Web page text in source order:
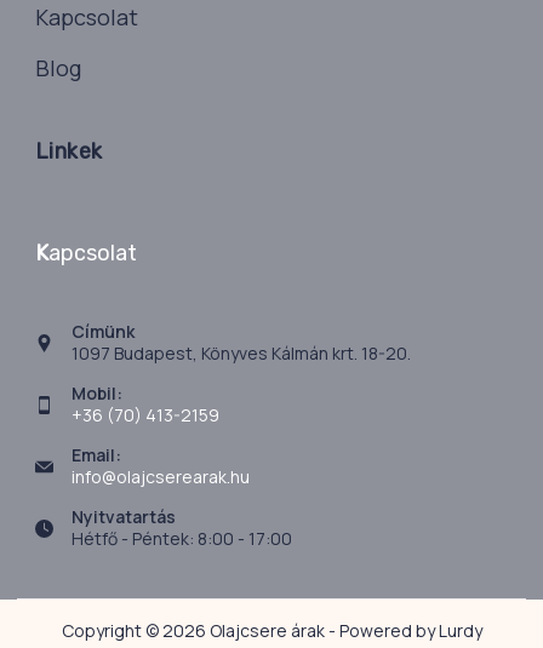
Kapcsolat
Blog
Linkek
Kapcsolat
Címünk
1097 Budapest, Könyves Kálmán krt. 18-20.
Mobil:
+36 (70) 413-2159
Email:
info@olajcserearak.hu
Nyitvatartás
Hétfő - Péntek: 8:00 - 17:00
Copyright © 2026 Olajcsere árak - Powered by Lurdy